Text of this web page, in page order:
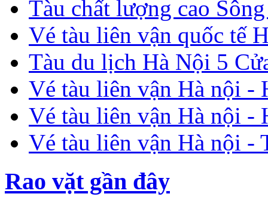
Tàu chất lượng cao
Vé tàu liên vận quốc tế
Tàu du lịch Hà Nội 5
Vé tàu liên vận Hà nội -
Vé tàu liên vận Hà nội -
Vé tàu liên vận Hà nội -
Rao vặt gần đây